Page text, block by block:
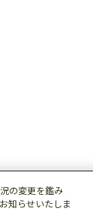
の変更を鑑み
知らせいたしま